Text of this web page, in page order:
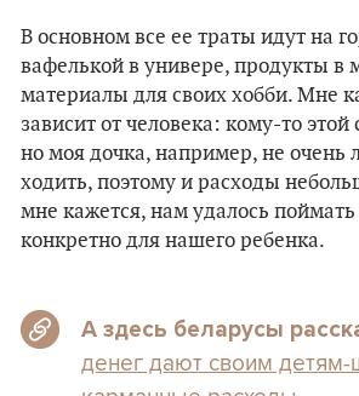
В основном все ее траты идут на
вафелькой в универе, продукты в
материалы для своих хобби. Мне
зависит от человека: кому-то
но моя дочка, например, не очень
ходить, поэтому и расходы
мне кажется, нам удалось поймать
конкретно для нашего ребенка.
А здесь беларусы
денег дают своим